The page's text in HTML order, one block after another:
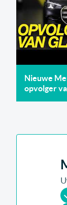
Nieuwe
opvolger